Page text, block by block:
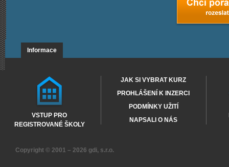
Informace
VSTUP PRO
REGISTROVANÉ ŠKOLY
JAK SI VYBRAT KURZ
PROHLÁŠENÍ K INZERCI
PODMÍNKY UŽITÍ
NAPSALI O NÁS
Copyright © 2001 – 2026 gdi, s.r.o.